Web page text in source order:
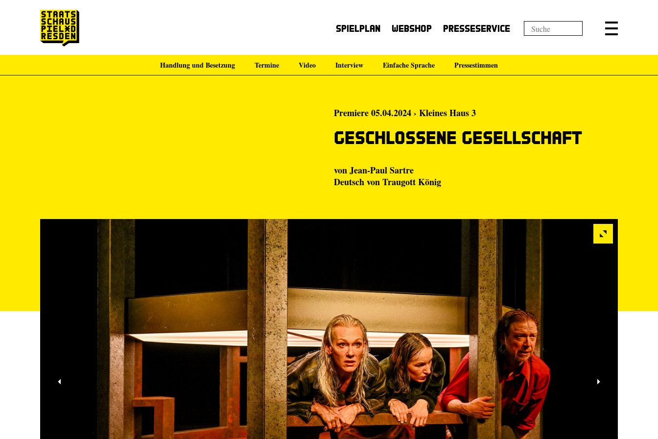
Zum Footer springen
Spielplan Webshop Presseservice
Handlung und Besetzung Termine Video Interview Einfache Sprache Pressestimmen
Premiere 05.04.2024 › Kleines Haus 3
Geschlossene Gesellschaft
von Jean-Paul Sartre
Deutsch von Traugott König